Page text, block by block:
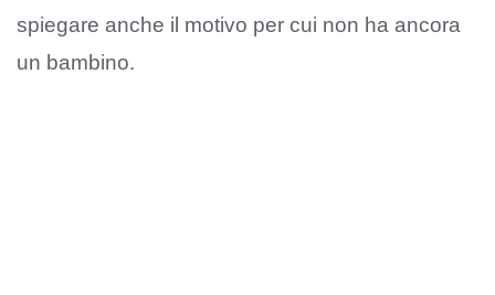
spiegare anche il motivo per cui non ha ancora
un bambino.